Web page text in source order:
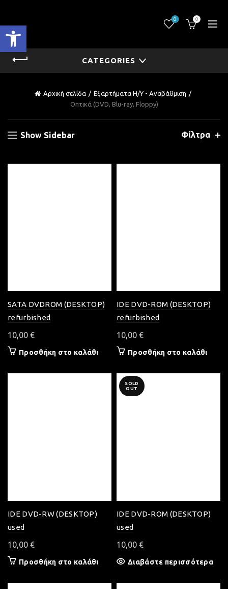
Ανοίξτε τη γραμμή εργαλείων
0 0
CATEGORIES
Αρχική σελίδα
Εξαρτήματα Η/Υ - Αναβάθμιση
Οπτικά (DVD, Blu-ray, Floppy)
Show Sidebar Φίλτρα
SATA DVDROM (DESKTOP)
refurbished
10,00 €
Προσθήκη στο καλάθι
IDE DVD-ROM (DESKTOP)
refurbished
10,00 €
Προσθήκη στο καλάθι
IDE DVD-RW (DESKTOP)
used
10,00 €
Προσθήκη στο καλάθι
SOLD
OUT
IDE DVD-ROM (DESKTOP)
used
10,00 €
Διαβάστε περισσότερα